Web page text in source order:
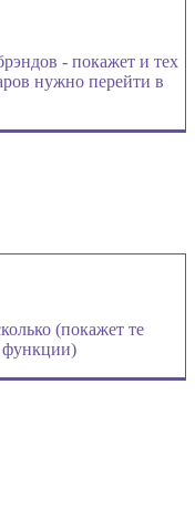
- покажет и тех
нужно перейти в
(покажет те
функции)